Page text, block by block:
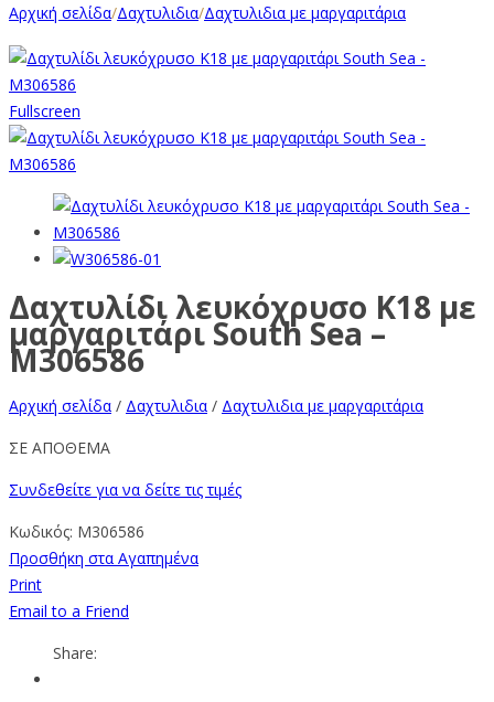
Αρχική σελίδα/Δαχτυλιδια/Δαχτυλιδια με μαργαριτάρια
Fullscreen
Δαχτυλίδι λευκόχρυσο Κ18 με
μαργαριτάρι South Sea –
M306586
Αρχική σελίδα / Δαχτυλιδια / Δαχτυλιδια με μαργαριτάρια
ΣΕ ΑΠΟΘΕΜΑ
Συνδεθείτε για να δείτε τις τιμές
Κωδικός: M306586
Προσθήκη στα Αγαπημένα
Print
Email to a Friend
Share: